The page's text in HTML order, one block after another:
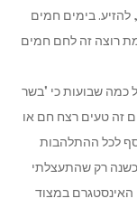
בימים חמים
רוצה זה לחם חמים
כמה שבועות כי "בשר
זה טעים רצח חם או
לכל ההתלהבות
רק שהתעצלתי
האינסטגרם במצוד